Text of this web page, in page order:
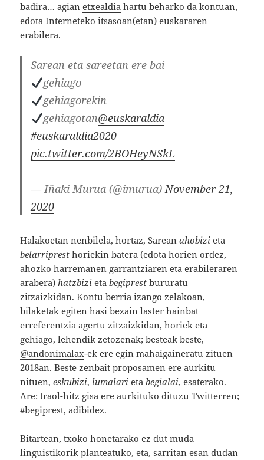
badira… agianetxealdia hartu beharko da kontuan,
edota Interneteko itsasoan(etan) euskararen
erabilera.
Sarean eta sareetan ere bai
gehiago
gehiagorekin
gehiagotan@euskaraldia
#euskaraldia2020
pic.twitter.com/2BOHeyNSkL
— Iñaki Murua (@imurua)November 21,
2020
Halakoetan nenbilela, hortaz, Sareanahobizi eta
belarriprest horiekin batera (edota horien ordez,
ahozko harremanen garrantziaren eta erabileraren
arabera)hatzbizi etabegiprest bururatu
zitzaizkidan. Kontu berria izango zelakoan,
bilaketak egiten hasi bezain laster hainbat
erreferentzia agertu zitzaizkidan, horiek eta
gehiago, lehendik zetozenak; besteak beste,
@andonimalax-ek ere egin mahaigaineratu zituen
2018an. Beste zenbait proposamen ere aurkitu
nituen,eskubizi, lumalari etabegialai, esaterako.
Are: traol-hitz gisa ere aurkituko dituzu Twitterren;
#begiprest, adibidez.
Bitartean, txoko honetarako ez dut muda
linguistikorik planteatuko, eta, sarritan esan dudan